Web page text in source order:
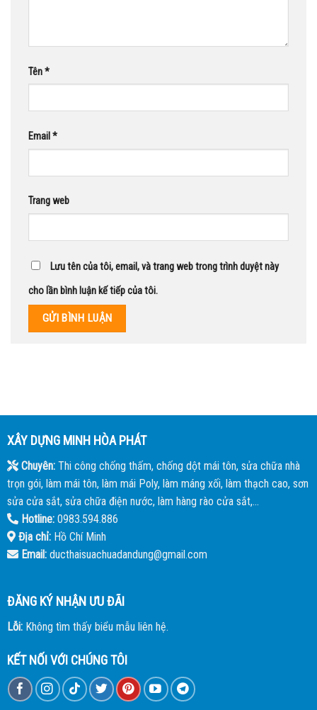
Tên*
Email *
Trang web
Lưu tên của tôi, email, và trang web trong trình duyệt này
cho lần bình luận kế tiếp của tôi.
XÂY DỰNG MINH HÒA PHÁT
Chuyên:Thi công chống thấm, chống dột mái tôn, sửa chữa nhà
trọn gói, làm mái tôn, làm mái Poly, làm máng xối, làm thạch cao, sơn
sửa cửa sắt, sửa chữa điện nước, làm hàng rào cửa sắt,...
Hotline:0983.594.886
Địa chỉ:Hồ Chí Minh
Email:ducthaisuachuadandung@gmail.com
ĐĂNG KÝ NHẬN ƯU ĐÃI
Lỗi:Không tìm thấy biểu mẫu liên hệ.
KẾT NỐI VỚI CHÚNG TÔI